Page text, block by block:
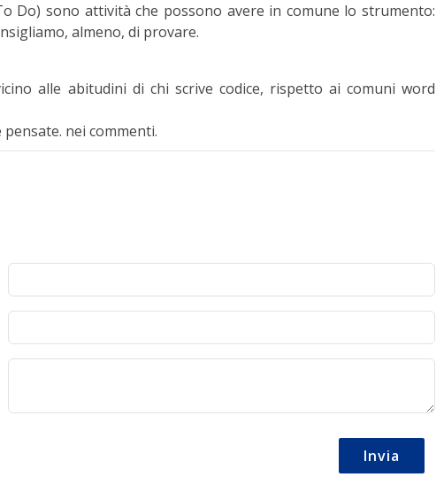
Do) sono attività che possono avere in comune lo strumento:
almeno, di provare.
alle abitudini di chi scrive codice, rispetto ai comuni word
nei commenti.
Invia